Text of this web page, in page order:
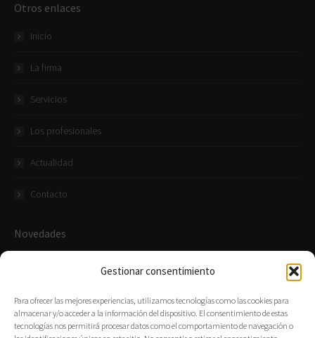
Gestionar consentimiento
Para ofrecer las mejores experiencias, utilizamos tecnologías como las cookies para
almacenar y/o acceder a la información del dispositivo. El consentimiento de estas
tecnologías nos permitirá procesar datos como el comportamiento de navegación o
Otros enlaces
Inicio
La firma
Servicios
Los profesionales
Actualidad
Contacto
Novedades
Abatex participa en una de las principales operaciones del
sector de la construcción industrializada
26 enero, 2026
Recurso contencioso-administrativo estimado a ABATEX en